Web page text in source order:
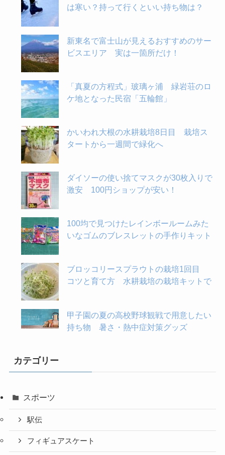
は寒い？持って行くといい持ち物は？
新東名で富士山が見えるおすすめのサー
ビスエリア 実は一箇所だけ！
「真夏の方程式」玻璃ヶ浦 緑岩荘のロ
ケ地となった民宿「五輪館」
かいわれ大根の水耕栽培8日目 栽培ス
タートから一週間で緑化へ
ダイソーの使い捨てマスクが30枚入りで
激安 100円ショップが安い！
100均で見つけたレインボールームみた
いなゴムのブレスレットの手作りキット
ブロッコリースプラウトの栽培1回目
コツと育て方 水耕栽培の栽培キットで
甲子園の夏の高校野球観戦で用意したい
持ち物 暑さ・熱中症対策グッズ
カテゴリー
スポーツ
駅伝
フィギュアスケート